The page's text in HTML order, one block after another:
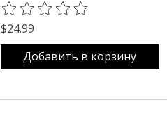
The rating of this product is
$24.99
Добавить в корзину